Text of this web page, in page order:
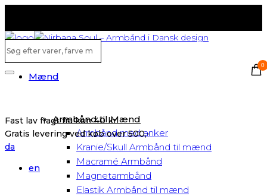
Søg
efter
varer,
Search
0
Mænd
Armbånd til Mænd
Armbånd med anker
Kranie/Skull Armbånd til mænd
Macramé Armbånd
Magnetarmbånd
Elastik Armbånd til mænd
Fast lav fragt fra kun 40 kr.
Gratis levering ved køb over 500,-
da
en